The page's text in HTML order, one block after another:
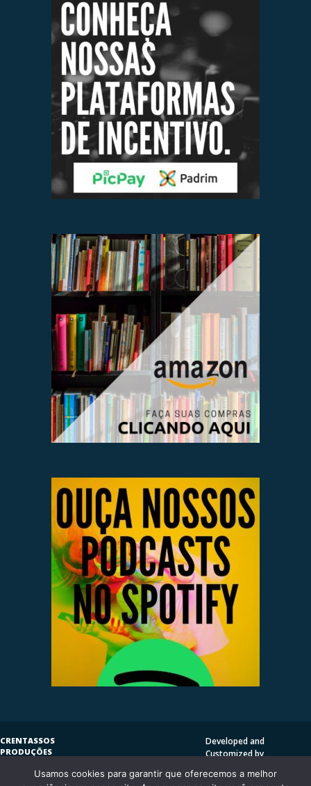
CRENTASSOS
PRODUÇÕES
COPYLEFT©2009
Developed and
Customized by
DESIGN
Usamos cookies para garantir que oferecemos a melhor